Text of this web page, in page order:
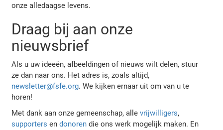
onze alledaagse levens.
Draag bij aan onze
nieuwsbrief
Als u uw ideeën, afbeeldingen of nieuws wilt delen, stuur
ze dan naar ons. Het adres is, zoals altijd,
newsletter@fsfe.org. We kijken ernaar uit om van u te
horen!
Met dank aan onze gemeenschap, allevrijwilligers,
supporters endonoren die ons werk mogelijk maken. En